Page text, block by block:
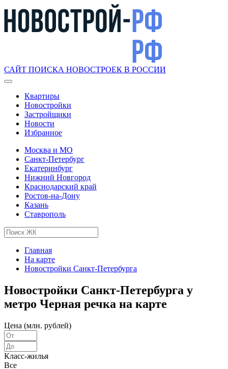
САЙТ ПОИСКА НОВОСТРОЕК В РОССИИ
Квартиры
Новостройки
Застройщики
Новости
Избранное
Москва и МО
Санкт-Петербург
Екатеринбург
Нижний Новгород
Краснодарский край
Ростов-на-Дону
Казань
Ставрополь
Главная
На карте
Новостройки Санкт-Петербурга
Новостройки Санкт-Петербурга у
метро Черная речка на карте
Цена (млн. рублей)
Класс-жилья
Все